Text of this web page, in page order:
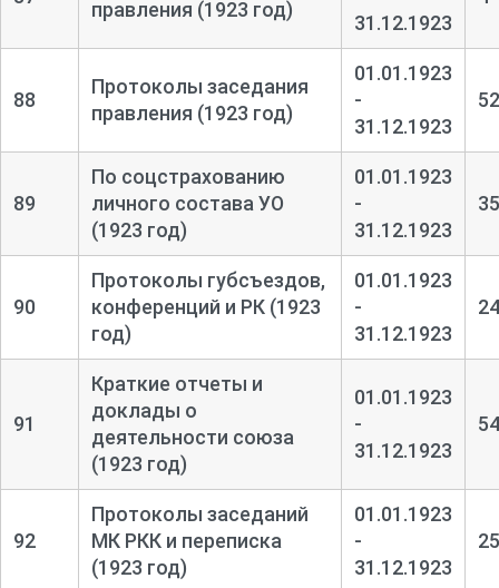
правления (1923 год)
31.12.1923
88
Протоколы заседания
правления (1923 год)
01.01.1923
-
31.12.1923
52
89
По соцстрахованию
личного состава УО
(1923 год)
01.01.1923
-
31.12.1923
35
90
Протоколы губсъездов,
конференций и РК (1923
год)
01.01.1923
-
31.12.1923
24
91
Краткие отчеты и
доклады о
деятельности союза
(1923 год)
01.01.1923
-
31.12.1923
54
92
Протоколы заседаний
МК РКК и переписка
(1923 год)
01.01.1923
-
31.12.1923